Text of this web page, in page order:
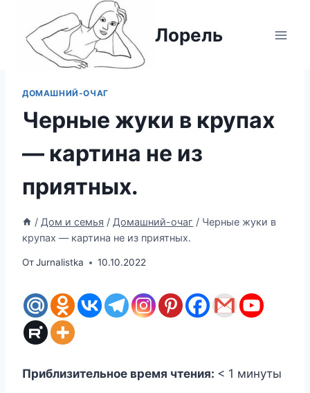
содержимому
Лорель
ДОМАШНИЙ-ОЧАГ
Черные жуки в крупах
— картина не из
приятных.
/ Дом и семья / Домашний-очаг / Черные жуки в
крупах — картина не из приятных.
ОтJurnalistka 10.10.2022
Приблизительное время чтения: < 1 минуты